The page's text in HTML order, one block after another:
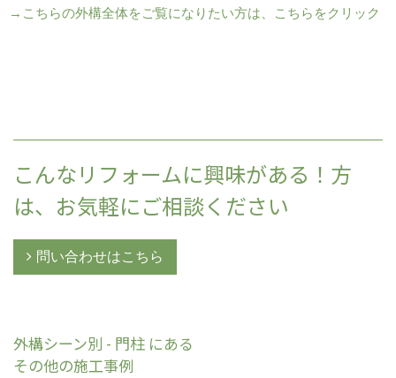
→こちらの外構全体をご覧になりたい方は、こちらをクリック
こんなリフォームに興味がある！方
は、お気軽にご相談ください
問い合わせはこちら
外構シーン別 - 門柱 にある
その他の施工事例